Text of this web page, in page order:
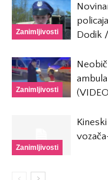
Zanimljivosti
Dodik
Zanimljivosti
Zanimljivosti